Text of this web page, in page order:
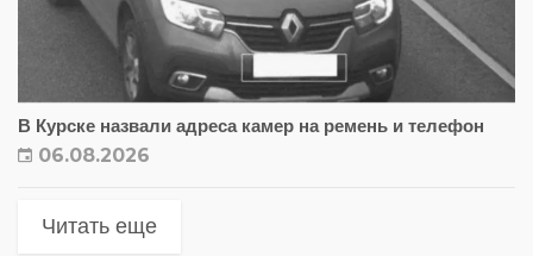
В Курске назвали адреса камер на ремень и телефон
06.08.2026
Читать еще